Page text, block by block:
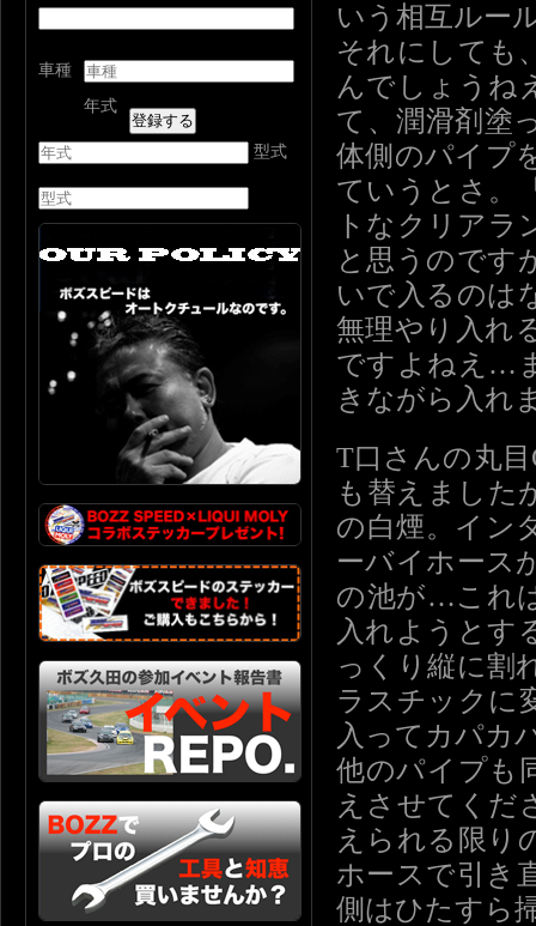
いう相互ルー
それにしても
んでしょうね
て、潤滑剤塗
体側のパイプ
ていうとさ。
トなクリアラ
と思うのです
いで入るのは
無理やり入れ
ですよねえ…
きながら入れ
T口さんの丸
も替えました
の白煙。イン
ーバイホース
の池が…これ
入れようとす
っくり縦に割
ラスチックに
入ってカパカ
他のパイプも
えさせてくだ
えられる限り
ホースで引き
側はひたすら
車種
年式
型式